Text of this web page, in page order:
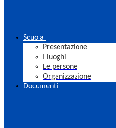
Scuola
Presentazione
I luoghi
Le persone
Organizzazione
Documenti